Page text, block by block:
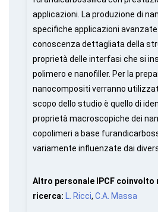
applicazioni. La produzione di
specifiche applicazioni
conoscenza dettagliata della
proprietà delle interfasi che si
polimero e nanofiller. Per la
nanocompositi verranno
scopo dello studio è quello di
proprietà macroscopiche dei
copolimeri a base
variamente influenzate dai
Altro personale IPCF coinvolto
ricerca: L. Ricci, C.A. Massa